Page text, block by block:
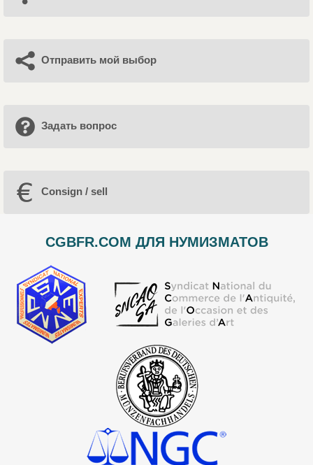
Отправить мой выбор
Задать вопрос
Consign / sell
CGBFR.COM ДЛЯ НУМИЗМАТОВ